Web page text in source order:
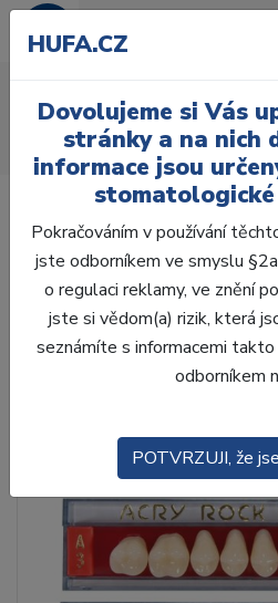
Úvod Zuby
AcryRock
AcryRock 1x28 S52-I52-
HUFA.CZ
Dovolujeme si Vás
stránky a na nich
informace jsou
Pokračováním v používání
jste odborníkem ve smyslu
o regulaci reklamy, ve znění
jste si vědom(a) rizik, která
seznámíte s informacemi
odborníkem
POTVRZUJI, že